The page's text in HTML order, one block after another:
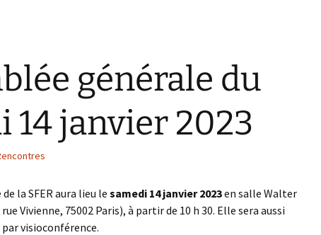
générale du
14 janvier 2023
la SFER aura lieu lesamedi 14 janvier 2023en salle Walter
Vivienne, 75002 Paris), à partir de 10 h 30. Elle sera aussi
visioconférence.